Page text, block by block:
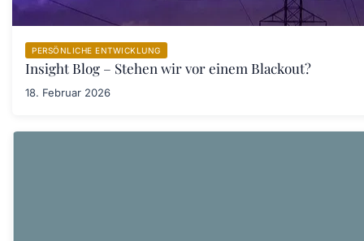
PERSÖNLICHE ENTWICKLUNG
Insight Blog – Stehen wir vor einem Blackout?
18. Februar 2026